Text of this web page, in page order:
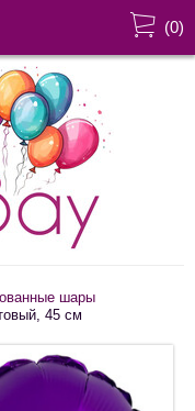
(0)
шары
45 см